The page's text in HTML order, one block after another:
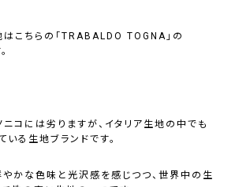
こちらの「TRABALDO TOGNA」の
コには劣りますが、イタリア生地の中でも
る生地ブランドです。
かな色味と光沢感を感じつつ、世界中の生